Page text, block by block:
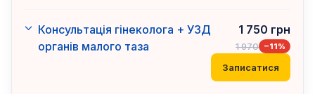
Консультація гінеколога + УЗД
органів малого таза
1 750 грн
1 970 −11%
Записатися